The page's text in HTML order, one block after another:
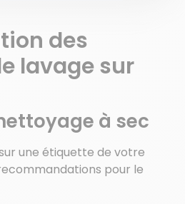
des
lavage sur
à sec
une étiquette de votre
pour le